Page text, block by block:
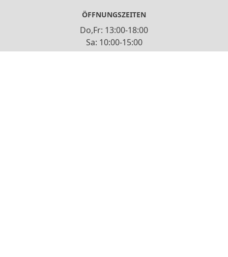
ÖFFNUNGSZEITEN
Do,Fr: 13:00-18:00
Sa: 10:00-15:00